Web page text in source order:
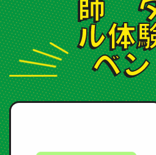
採用ご担当
サイトマップ サイトポリシー
ル体
ベ